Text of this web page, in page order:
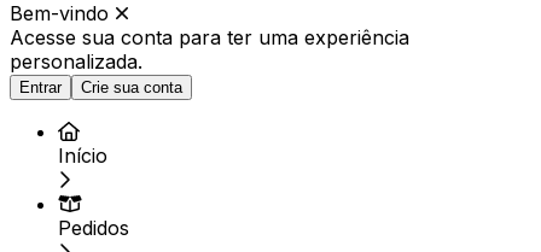
Bem-vindo
Acesse sua conta para ter uma experiência
personalizada.
Entrar Crie sua conta
Início
Pedidos